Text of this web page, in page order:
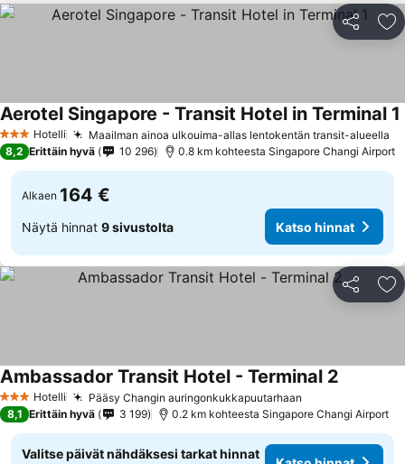
Jaa
3 Tähtiluokitus
Hotelli Maailman ainoa ulkouima-allas lentokentän transit-alueella
Aerotel Singapore - Transit Hotel in Terminal 1
8,2 Erittäin hyvä 10 296 0.8 km kohteesta Singapore Changi Airport
Alkaen 164 €
Näytä hinnat 9 sivustolta Katso hinnat
Jaa
3 Tähtiluokitus
Hotelli Pääsy Changin auringonkukkapuutarhaan
Ambassador Transit Hotel - Terminal 2
8,1 Erittäin hyvä 3 199 0.2 km kohteesta Singapore Changi Airport
Valitse päivät nähdäksesi tarkat hinnat